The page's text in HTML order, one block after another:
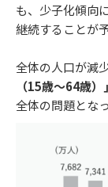
も、少子化傾向
継続することが
全体の人口が減
（15歳〜64歳）」
全体の問題とな